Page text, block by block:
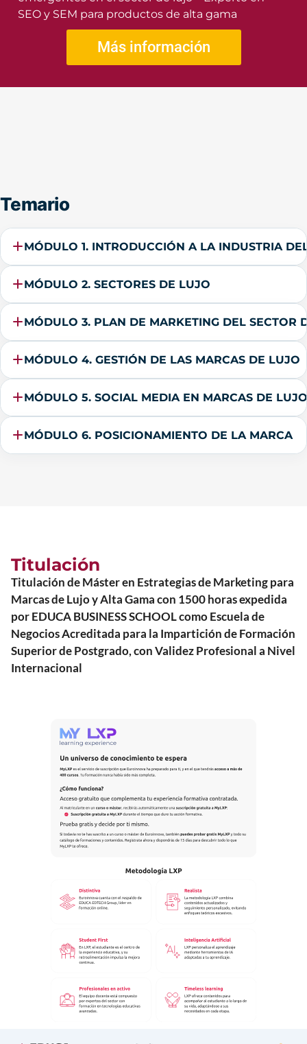
SEO y SEM para productos de alta gama
Más información
Temario
MÓDULO 1. INTRODUCCIÓN A LA INDUSTRIA
MÓDULO 2. SECTORES DE LUJO
MÓDULO 3. PLAN DE MARKETING DEL SECTOR
MÓDULO 4. GESTIÓN DE LAS MARCAS DE LUJO
MÓDULO 5. SOCIAL MEDIA EN MARCAS DE LUJO
MÓDULO 6. POSICIONAMIENTO DE LA MARCA
Titulación
Titulación de Máster en Estrategias de Marketing para
Marcas de Lujo y Alta Gama con 1500 horas expedida
por EDUCA BUSINESS SCHOOL como Escuela de
Negocios Acreditada para la Impartición de Formación
Superior de Postgrado, con Validez Profesional a Nivel
Internacional